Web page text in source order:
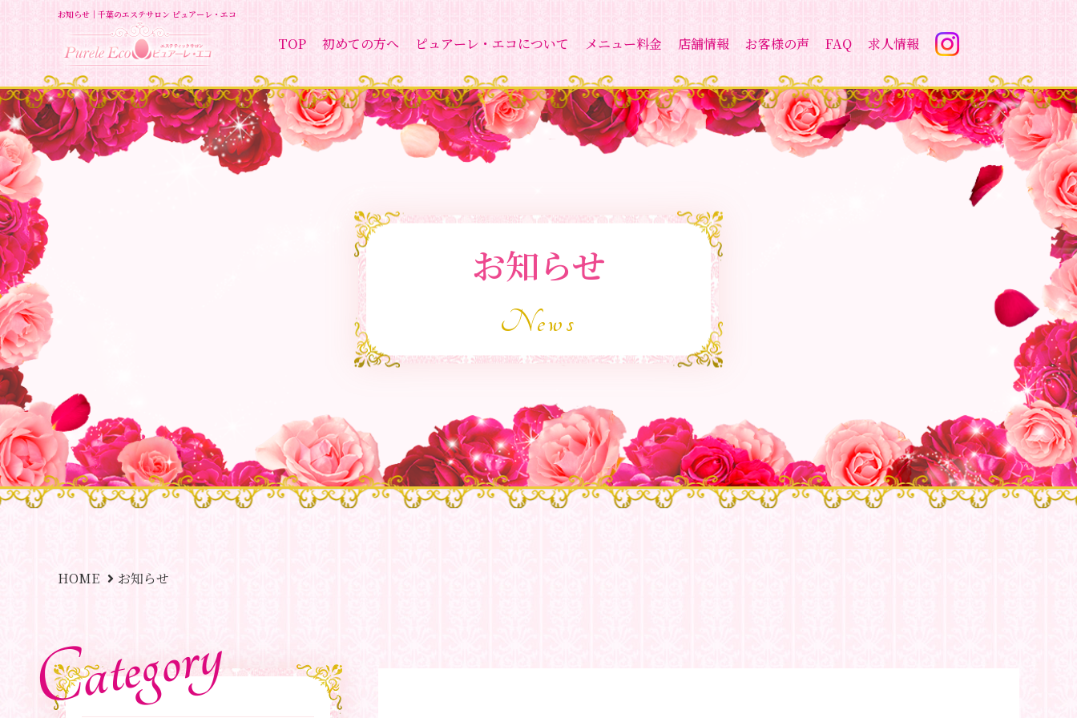
お知らせ｜千葉のエステサロン ピュアーレ・エコ
TOP 初めての方へ ピュアーレ・エコについて メニュー料金 店舗情報 お客様の声 FAQ 求人情報
お知らせ
News
HOME お知らせ
Category